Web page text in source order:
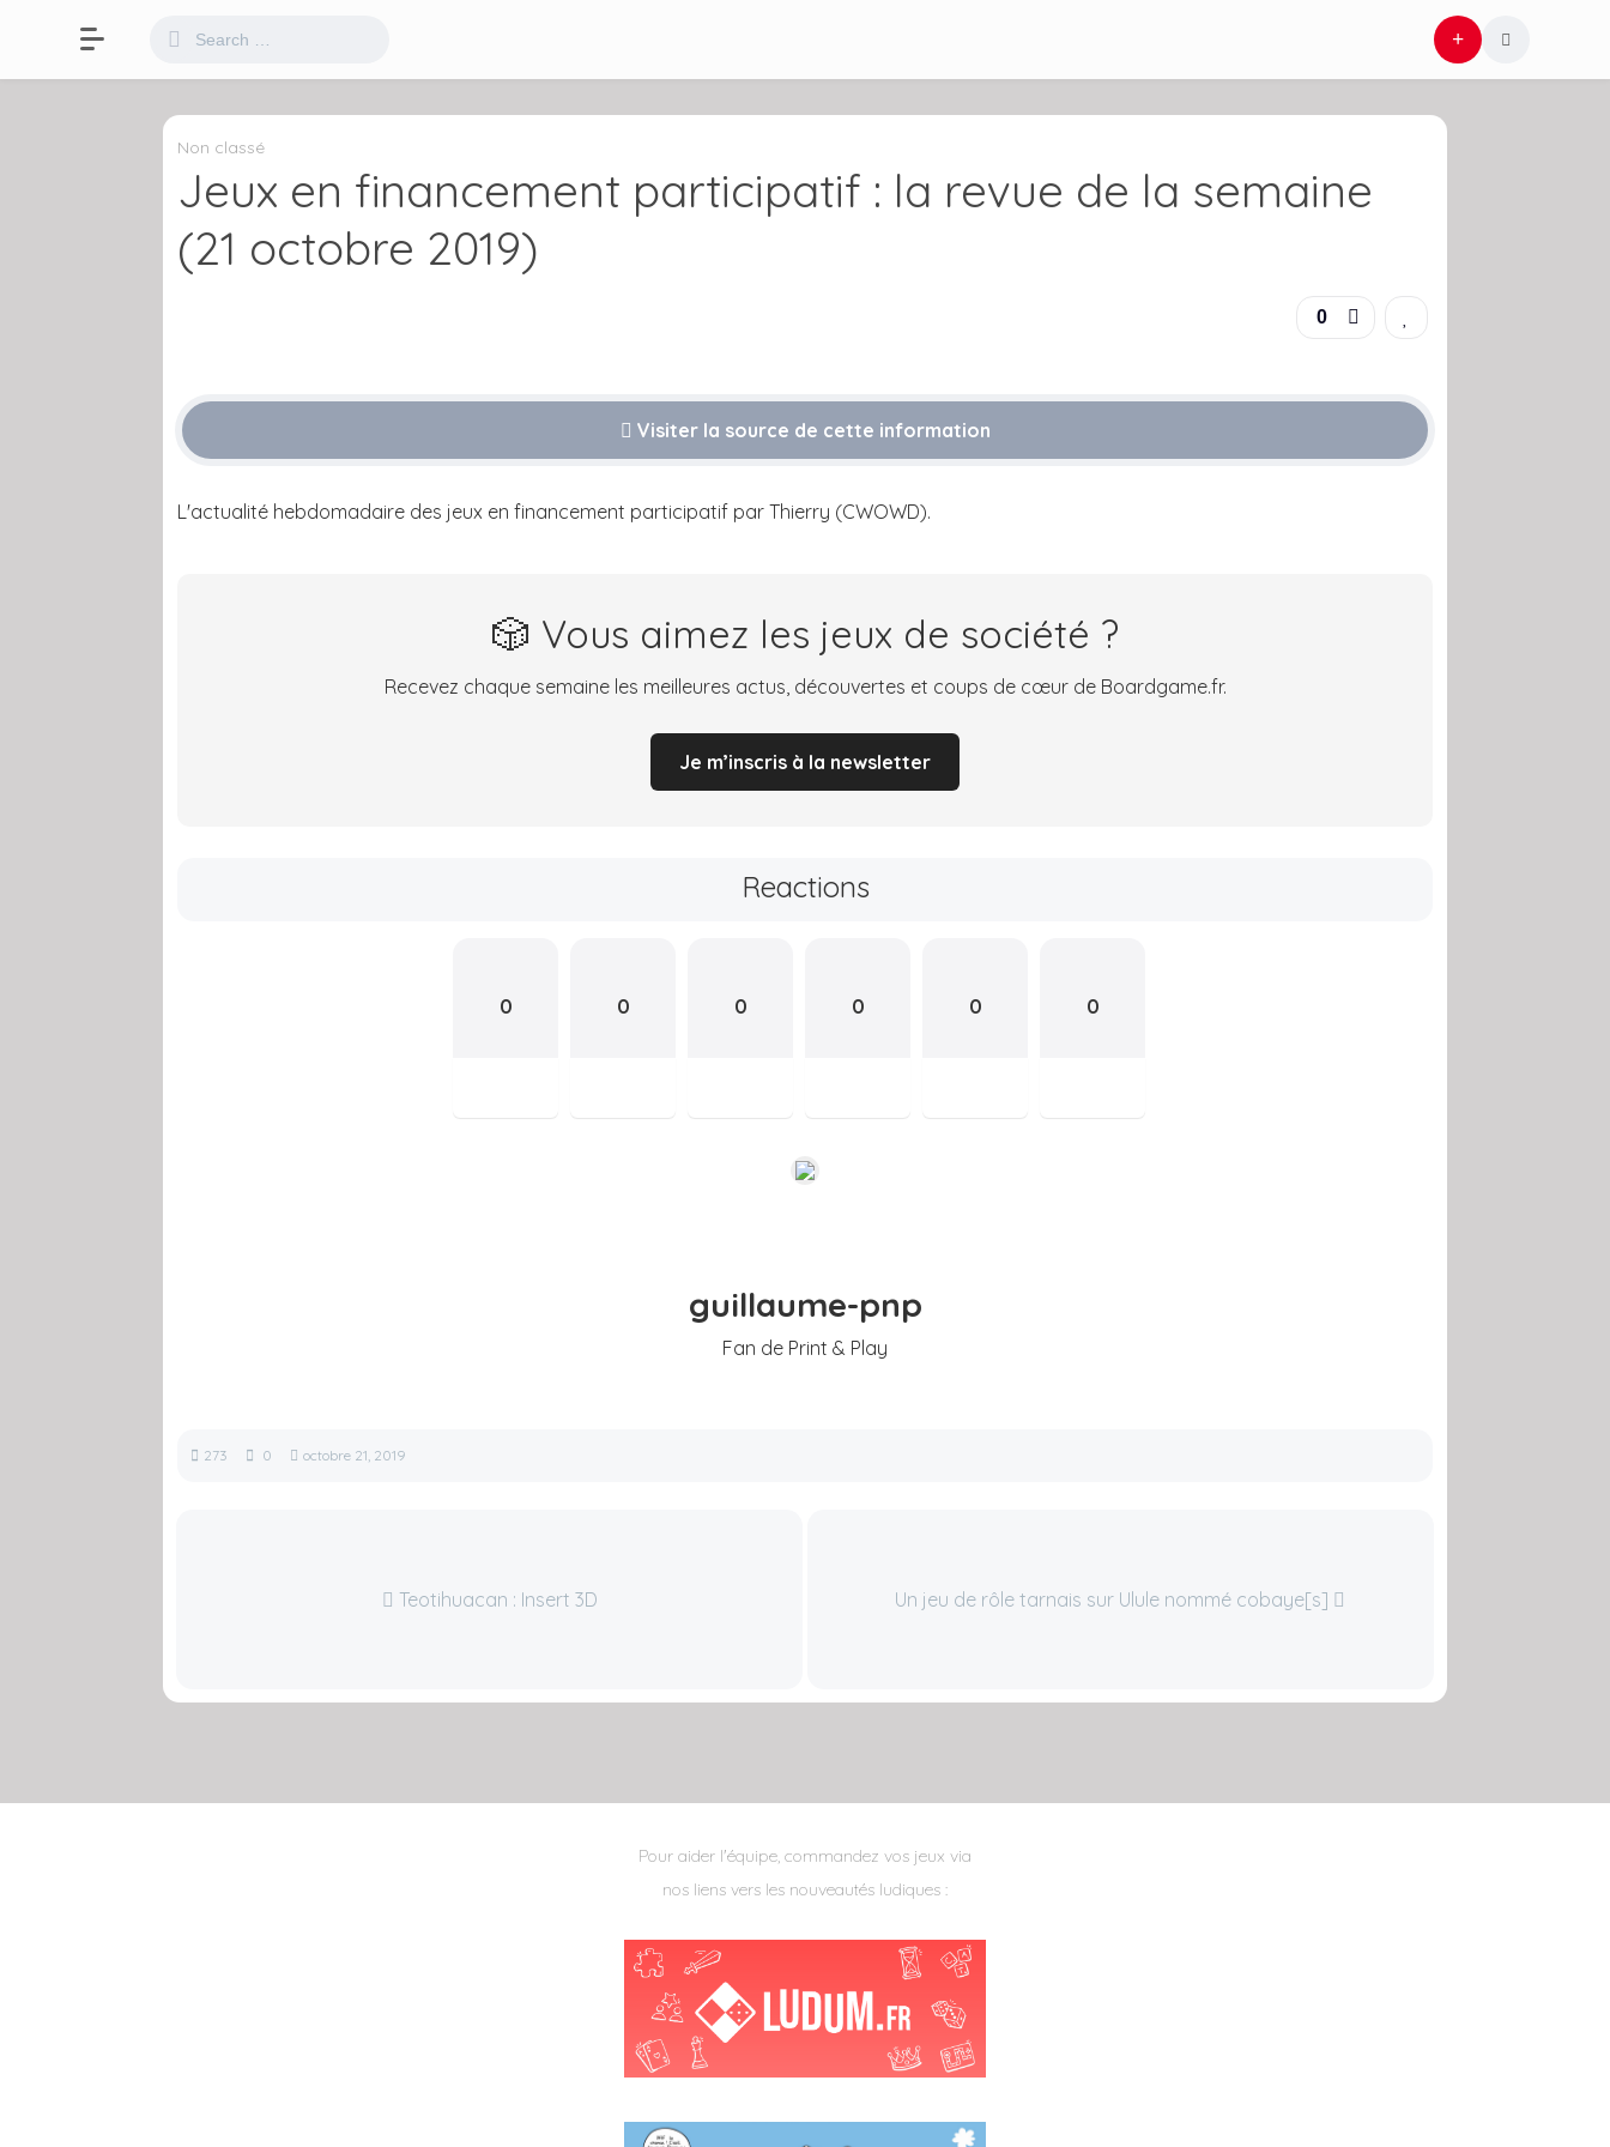
Non classé
Jeux en financement participatif : la revue de la semaine
(21 octobre 2019)
0
Visiter la source de cette information
L'actualité hebdomadaire des jeux en financement participatif par Thierry (CWOWD).
🎲 Vous aimez les jeux de société ?
Recevez chaque semaine les meilleures actus, découvertes et coups de cœur de Boardgame.fr.
Je m’inscris à la newsletter
Reactions
0 0 0 0 0 0
guillaume-pnp
Fan de Print & Play
273 0 octobre 21, 2019
Teotihuacan : Insert 3D Un jeu de rôle tarnais sur Ulule nommé cobaye[s]
Pour aider l'équipe, commandez vos jeux via
nos liens vers les nouveautés ludiques :